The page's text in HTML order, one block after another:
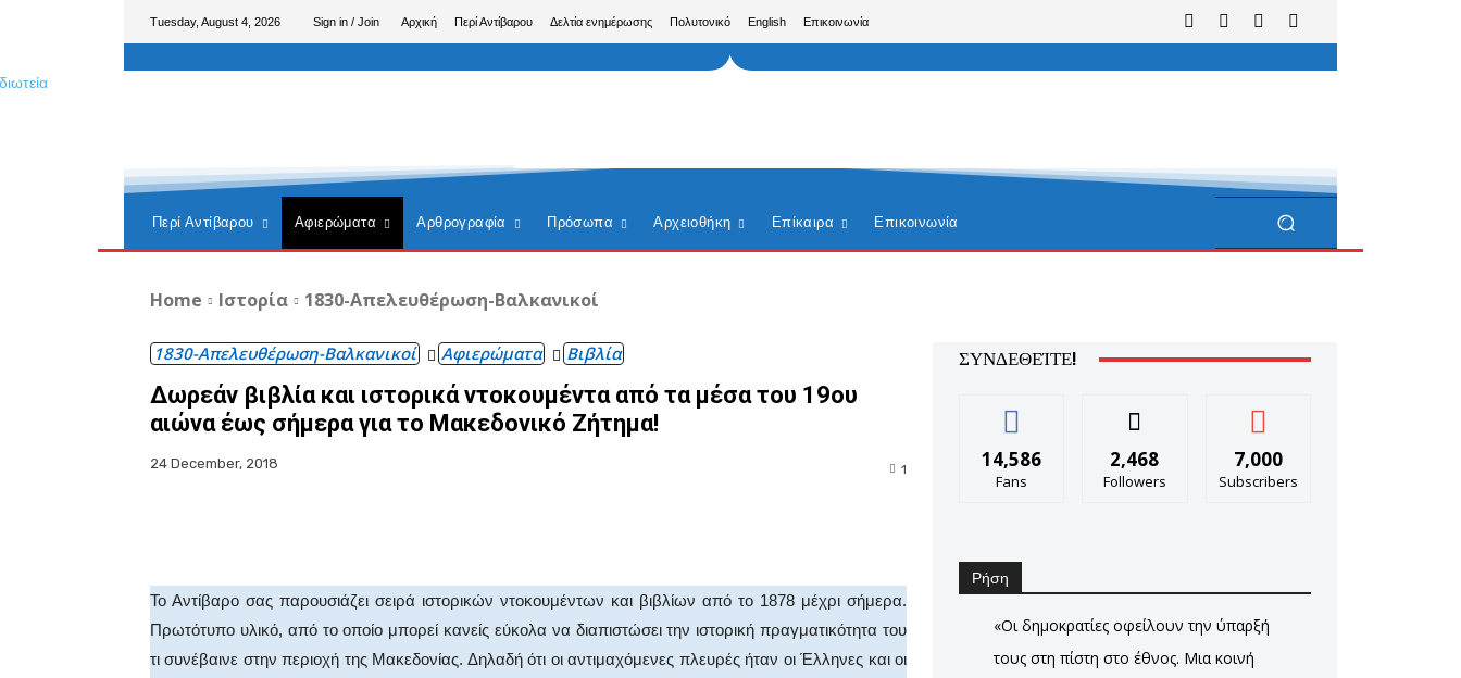
Tuesday, August 4, 2026 Sign in / Join Αρχική Περί Αντίβαρου Δελτία ενημέρωσης Πολυτονικό English Επικοινωνία
Περί Αντίβαρου Αφιερώματα Αρθρογραφία Πρόσωπα Αρχειοθήκη Επίκαιρα Επικοινωνία
Home Ιστορία 1830-Απελευθέρωση-Βαλκανικοί
1830-Απελευθέρωση-Βαλκανικοί Αφιερώματα Βιβλία
Δωρεάν βιβλία και ιστορικά ντοκουμέντα από τα μέσα του 19ου
αιώνα έως σήμερα για το Μακεδονικό Ζήτημα!
24 December, 2018 1
Το Αντίβαρο σας παρουσιάζει σειρά ιστορικών ντοκουμέντων και βιβλίων από το 1878 μέχρι σήμερα.
Πρωτότυπο υλικό, από το οποίο μπορεί κανείς εύκολα να διαπιστώσει την ιστορική πραγματικότητα του
τι συνέβαινε στην περιοχή της Μακεδονίας. Δηλαδή ότι οι αντιμαχόμενες πλευρές ήταν οι Έλληνες και οι
ΣΥΝΔΕΘΕΊΤΕ!
14,586
Fans
2,468
Followers
7,000
Subscribers
Ρήση
«Οι δημοκρατίες οφείλουν την ύπαρξή
τους στη πίστη στο έθνος. Μια κοινή